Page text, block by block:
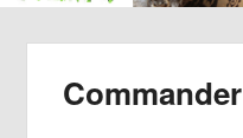
Commander